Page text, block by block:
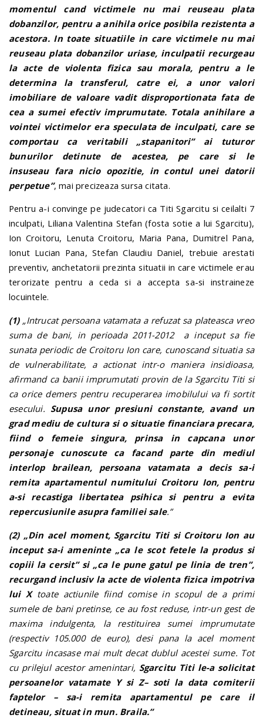
momentul cand victimele nu mai reuseau plata
dobanzilor, pentru a anihila orice posibila rezistenta a
acestora. In toate situatiile in care victimele nu mai
reuseau plata dobanzilor uriase, inculpatii recurgeau
la acte de violenta fizica sau morala, pentru a le
determina la transferul, catre ei, a unor valori
imobiliare de valoare vadit disproportionata fata de
cea a sumei efectiv imprumutate. Totala anihilare a
vointei victimelor era speculata de inculpati, care se
comportau ca veritabili „stapanitori” ai tuturor
bunurilor detinute de acestea, pe care si le
insuseau fara nicio opozitie, in contul unei datorii
perpetue”, mai precizeaza sursa citata.
Pentru a-i convinge pe judecatori ca Titi Sgarcitu si ceilalti 7
inculpati, Liliana Valentina Stefan (fosta sotie a lui Sgarcitu),
Ion Croitoru, Lenuta Croitoru, Maria Pana, Dumitrel Pana,
Ionut Lucian Pana, Stefan Claudiu Daniel, trebuie arestati
preventiv, anchetatorii prezinta situatii in care victimele erau
terorizate pentru a ceda si a accepta sa-si instraineze
locuintele.
(1)„Intrucat persoana vatamata a refuzat sa plateasca vreo
suma de bani, in perioada 2011-2012 a inceput sa fie
sunata periodic de Croitoru Ion care, cunoscand situatia sa
de vulnerabilitate, a actionat intr-o maniera insidioasa,
afirmand ca banii imprumutati provin de la Sgarcitu Titi si
ca orice demers pentru recuperarea imobilului va fi sortit
esecului. Supusa unor presiuni constante, avand un
grad mediu de cultura si o situatie financiara precara,
fiind o femeie singura, prinsa in capcana unor
personaje cunoscute ca facand parte din mediul
interlop brailean, persoana vatamata a decis sa-i
remita apartamentul numitului Croitoru Ion, pentru
a-si recastiga libertatea psihica si pentru a evita
repercusiunile asupra familiei sale.”
(2) „Din acel moment, Sgarcitu Titi si Croitoru Ion au
inceput sa-i ameninte „ca le scot fetele la produs si
copiii la cersit” si „ca le pune gatul pe linia de tren”,
recurgand inclusiv la acte de violenta fizica impotriva
lui Xtoate actiunile fiind comise in scopul de a primi
sumele de bani pretinse, ce au fost reduse, intr-un gest de
maxima indulgenta, la restituirea sumei imprumutate
(respectiv 105.000 de euro), desi pana la acel moment
Sgarcitu incasase mai mult decat dublul acestei sume. Tot
cu prilejul acestor amenintari, Sgarcitu Titi le-a solicitat
persoanelor vatamate Y si Z– soti la data comiterii
faptelor – sa-i remita apartamentul pe care il
detineau, situat in mun. Braila.”